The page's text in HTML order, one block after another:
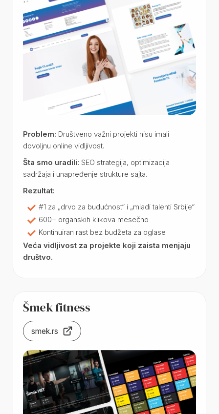
Problem: Društveno važni projekti nisu imali
dovoljnu online vidljivost.
Šta smo uradili: SEO strategija, optimizacija
sadržaja i unapređenje strukture sajta.
Rezultat:
#1 za „drvo za budućnost“ i „mladi talenti Srbije“
600+ organskih klikova mesečno
Kontinuiran rast bez budžeta za oglase
Veća vidljivost za projekte koji zaista menjaju
društvo.
Šmek fitness
smek.rs